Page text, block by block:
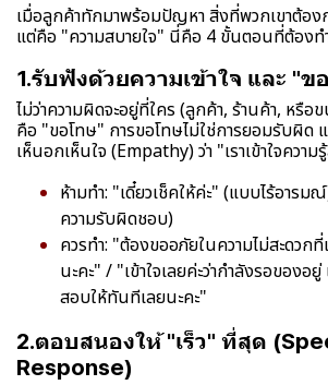
เมื่อลูกค้าทักมาพร้อมปัญหา สิ่งที่พวกเขาต้อง
แต่คือ "ความสบายใจ" นี่คือ 4 ขั้นตอนที่ต้อง
1.รับฟังด้วยความเข้าใจ และ "
ไม่ว่าความผิดจะอยู่ที่ใคร (ลูกค้า, ร้านค้า, หรื
คือ "ขอโทษ" การขอโทษไม่ใช่การยอมรับผิด
เห็นอกเห็นใจ (Empathy) ว่า "เราเข้าใจคว
ห้ามทำ: "เดี๋ยวเช็คให้ค่ะ" (แบบไร้อาร
ความรับผิดชอบ)
ควรทำ: "ต้องขออภัยในความไม่สะดวก
นะคะ" / "เข้าใจเลยค่ะว่ากำลังรอของอยู่
สอบให้ทันทีเลยนะคะ"
2.ตอบสนองให้ "เร็ว" ที่สุด
Response)